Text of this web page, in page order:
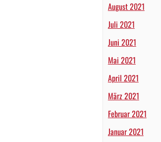
August 2021
Juli 2021
Juni 2021
Mai 2021
April 2021
März 2021
Februar 2021
Januar 2021